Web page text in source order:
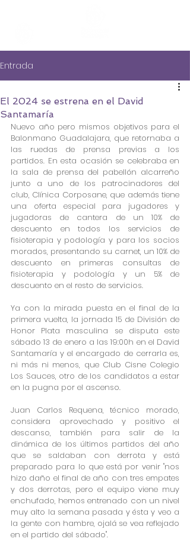
Entrada
El 2024 se estrena en el David
Santamaría
Nuevo año pero mismos objetivos para el
Balonmano Guadalajara, que retornaba a
las ruedas de prensa previas a los
partidos. En esta ocasión se celebraba en
la sala de prensa del pabellón alcarreño
junto a uno de los patrocinadores del
club, Clínica Corposane, que además tiene
una oferta especial para jugadores y
jugadoras de cantera de un 10% de
descuento en todos los servicios de
fisioterapia y podología y para los socios
morados, presentando su carnet, un 10% de
descuento en primeras consultas de
fisioterapia y podología y un 5% de
descuento en el resto de servicios.
Ya con la mirada puesta en el final de la
primera vuelta, la jornada 15 de División de
Honor Plata masculina se disputa este
sábado 13 de enero a las 19:00h en el David
Santamaría y el encargado de cerrarla es,
ni más ni menos, que Club Cisne Colegio
Los Sauces, otro de los candidatos a estar
en la pugna por el ascenso.
Juan Carlos Requena, técnico morado,
considera aprovechado y positivo el
descanso, también para salir de la
dinámica de los últimos partidos del año
que se saldaban con derrota y está
preparado para lo que está por venir "nos
hizo daño el final de año con tres empates
y dos derrotas, pero el equipo viene muy
enchufado, hemos entrenado con un nivel
muy alto la semana pasada y ésta y veo a
la gente con hambre, ojalá se vea reflejado
en el partido del sábado".